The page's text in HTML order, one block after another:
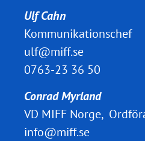
Ulf Cahn
Kommunikationschef
ulf@miff.se
0763-23 36 50
Conrad Myrland
VD MIFF Norge,
info@miff.se